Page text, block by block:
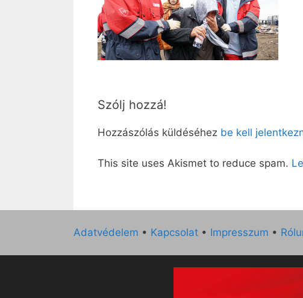
Szólj hozzá!
Hozzászólás küldéséhez be kell
This site uses Akismet to reduce spam.
Adatvédelem • Kapcsolat • Impresszum •